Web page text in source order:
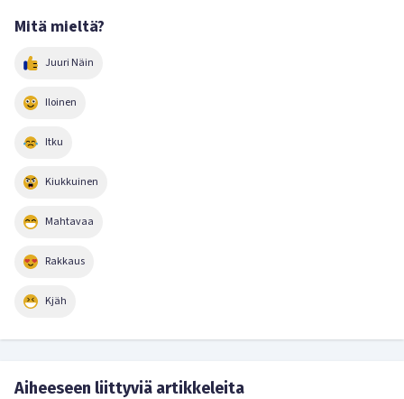
Mitä mieltä?
Juuri Näin
Iloinen
Itku
Kiukkuinen
Mahtavaa
Rakkaus
Kjäh
Aiheeseen liittyviä artikkeleita